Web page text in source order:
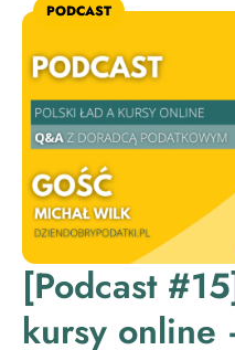
PODCAST
[Podcast
kursy